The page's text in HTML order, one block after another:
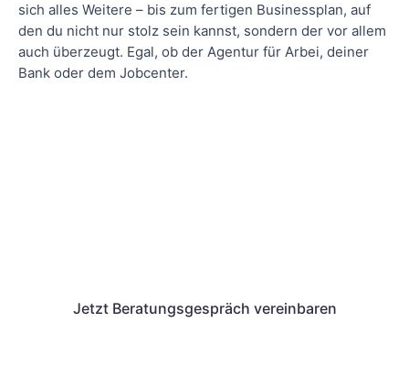
sich alles Weitere – bis zum fertigen Businessplan, auf
den du nicht nur stolz sein kannst, sondern der vor allem
auch überzeugt. Egal, ob der Agentur für Arbei, deiner
Bank oder dem Jobcenter.
Jetzt Beratungsgespräch vereinbaren